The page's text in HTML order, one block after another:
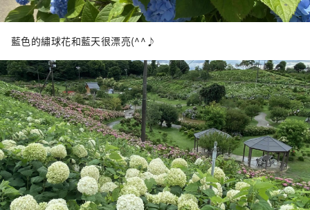
藍色的繡球花和藍天很漂亮(^^♪